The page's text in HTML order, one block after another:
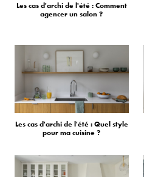
Les cas d'archi de l'été : Comment
agencer un salon ?
Les cas d'archi de l'été : Quel style
pour ma cuisine ?